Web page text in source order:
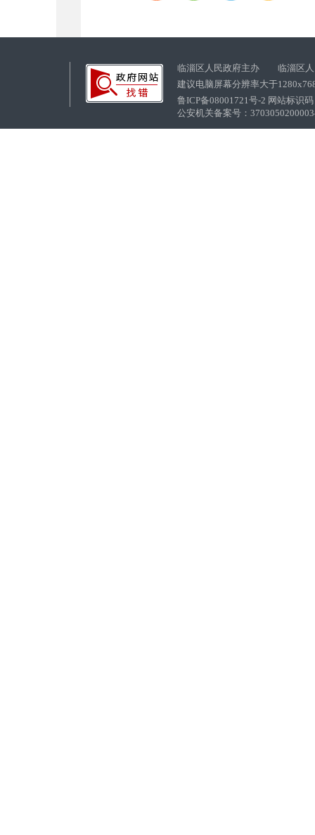
临淄区人民政府主办 临淄区人
建议电脑屏幕分辨率大于
鲁ICP备08001721号-2 网站标识
公安机关备案号：